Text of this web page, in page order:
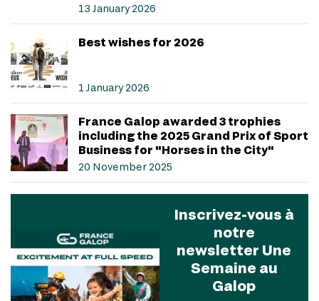
13 January 2026
Best wishes for 2026
1 January 2026
France Galop awarded 3 trophies
including the 2025 Grand Prix of Sport
Business for "Horses in the City"
20 November 2025
Inscrivez-vous à
notre
newsletter Une
Semaine au
Galop